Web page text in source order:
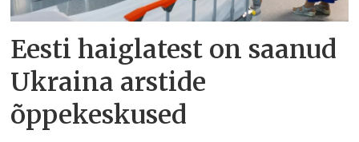
Eesti haiglatest on saanud
Ukraina arstide
õppekeskused